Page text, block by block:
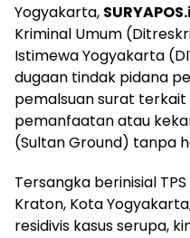
Yogyakarta,
Kriminal Umum
Istimewa Yogyakarta
dugaan tindak pidana
pemalsuan surat
pemanfaatan atau
(Sultan Ground) tanpa
Tersangka berinisial
Kraton, Kota
residivis kasus serupa,